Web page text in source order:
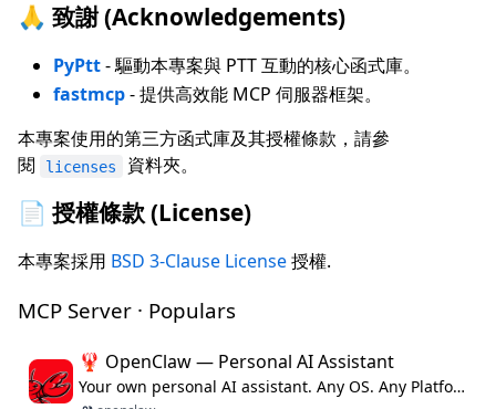
🙏 致謝 (Acknowledgements)
PyPtt- 驅動本專案與 PTT 互動的核心函式庫。
fastmcp- 提供高效能 MCP 伺服器框架。
本專案使用的第三方函式庫及其授權條款，請參
閱
licenses 資料夾。
📄 授權條款 (License)
本專案採用 BSD 3-Clause License授權.
MCP Server · Populars
🦞 OpenClaw — Personal AI Assistant
Your own personal AI assistant. Any OS. Any Platform. The lobster way. 🦞